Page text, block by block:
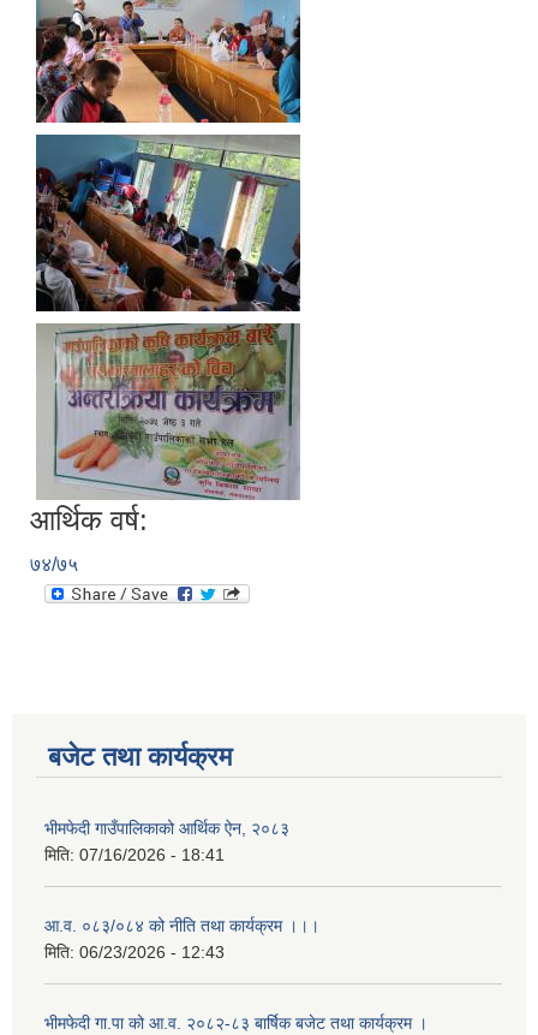
आर्थिक वर्ष:
७४/७५
बजेट तथा कार्यक्रम
भीमफेदी गाउँपालिकाको आर्थिक ऐन, २०८३
मिति: 07/16/2026 - 18:41
आ.व. ०८३/०८४ को नीति तथा कार्यक्रम ।।।
मिति: 06/23/2026 - 12:43
भीमफेदी गा.पा को आ.व. २०८२-८३ बार्षिक बजेट तथा कार्यक्रम ।